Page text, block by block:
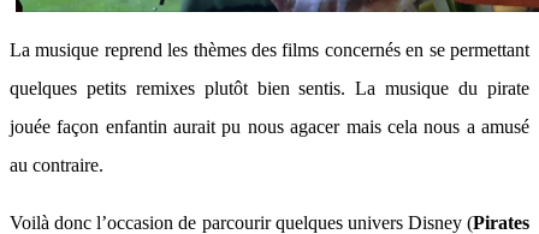
La musique reprend les thèmes des films concernés en se permettant
quelques petits remixes plutôt bien sentis. La musique du pirate
jouée façon enfantin aurait pu nous agacer mais cela nous a amusé
au contraire.
Voilà donc l’occasion de parcourir quelques univers Disney (Pirates